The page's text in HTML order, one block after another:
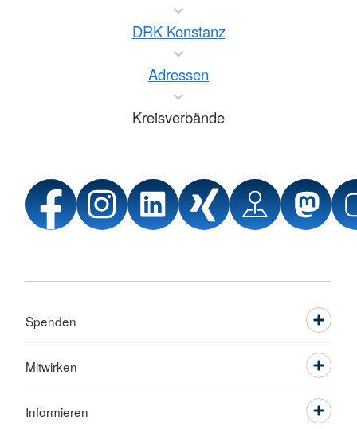
DRK Konstanz
Adressen
Kreisverbände
Spenden
Mitwirken
Informieren